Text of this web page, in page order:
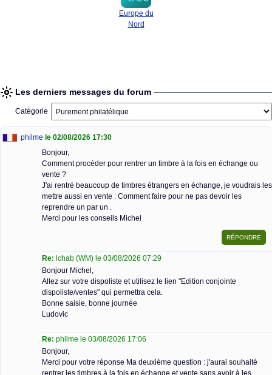
Europe du
Nord
Les derniers messages du forum
Catégorie
philme le 02/08/2026 17:30
Bonjour,
Comment procéder pour rentrer un timbre à la fois en échange ou
vente ?
J'ai rentré beaucoup de timbres étrangers en échange, je voudrais les
mettre aussi en vente : Comment faire pour ne pas devoir les
reprendre un par un .
Merci pour les conseils Michel
Re: lchab (WM) le 03/08/2026 07:29
Bonjour Michel,
Allez sur votre dispoliste et utilisez le lien "Edition conjointe
dispoliste/ventes" qui permettra cela.
Bonne saisie, bonne journée
Ludovic
Re: philme le 03/08/2026 17:06
Bonjour,
Merci pour votre réponse Ma deuxième question : j'aurai souhaité
rentrer les timbres à la fois en échange et vente sans avoir à les